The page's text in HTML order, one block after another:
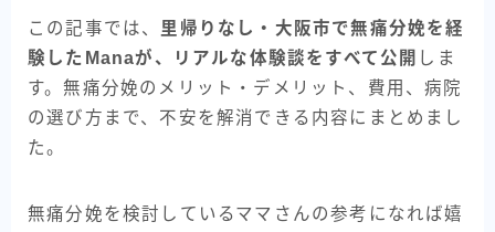
この記事では、 里帰りなし・大阪市で無痛分娩を経
験したManaが、リアルな体験談をすべて公開 しま
す。無痛分娩のメリット・デメリット、費用、病院
の選び方まで、不安を解消できる内容にまとめまし
た。
無痛分娩を検討しているママさんの参考になれば嬉